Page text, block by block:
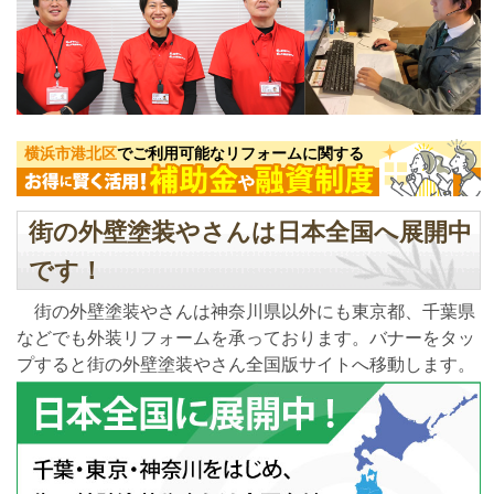
横浜市港北区でご利用可能なリフォームに関する
街の外壁塗装やさんは日本全国へ展開中
です！
街の外壁塗装やさんは神奈川県以外にも東京都、千葉県
などでも外装リフォームを承っております。バナーをタッ
プすると街の外壁塗装やさん全国版サイトへ移動します。